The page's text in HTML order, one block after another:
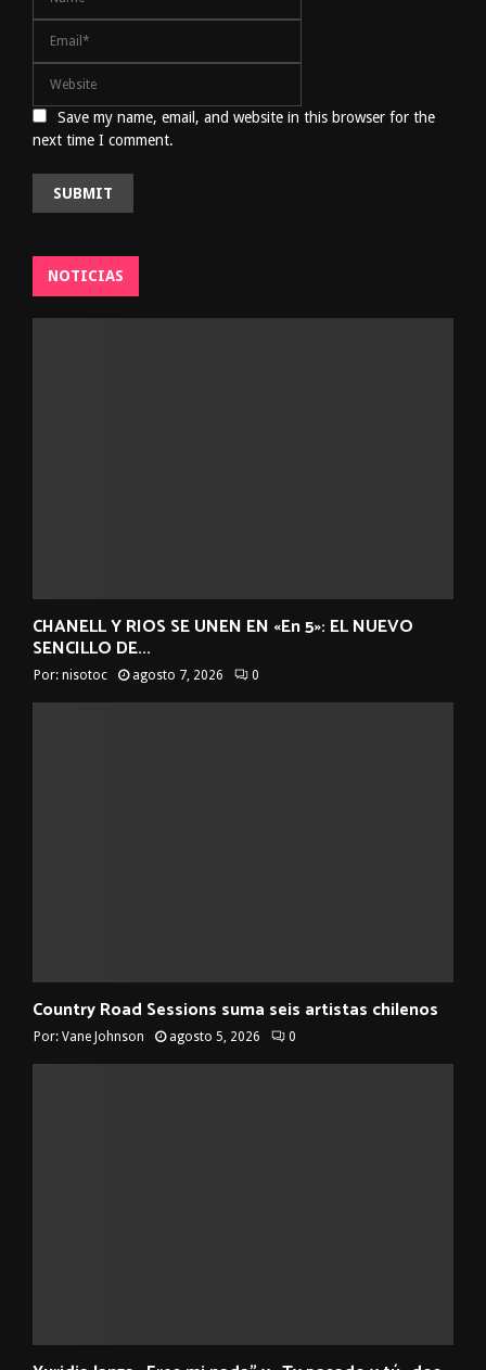
Save my name, email, and website in this browser for the
next time I comment.
NOTICIAS
CHANELL Y RIOS SE UNEN EN «En 5»: EL NUEVO
SENCILLO DE...
Por: nisotoc agosto 7, 2026 0
Country Road Sessions suma seis artistas chilenos
Por: Vane Johnson agosto 5, 2026 0